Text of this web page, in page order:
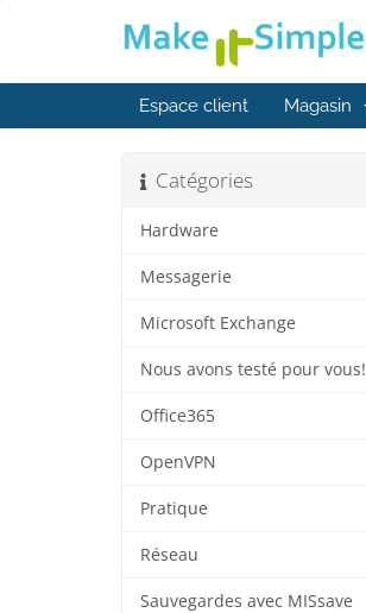
Espace client Magasin
Catégories
Hardware
Messagerie
Microsoft Exchange
Nous avons testé pour vous!
Office365
OpenVPN
Pratique
Réseau
Sauvegardes avec MISsave